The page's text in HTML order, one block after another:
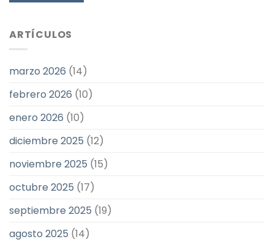
ARTÍCULOS
marzo 2026 (14)
febrero 2026 (10)
enero 2026 (10)
diciembre 2025 (12)
noviembre 2025 (15)
octubre 2025 (17)
septiembre 2025 (19)
agosto 2025 (14)